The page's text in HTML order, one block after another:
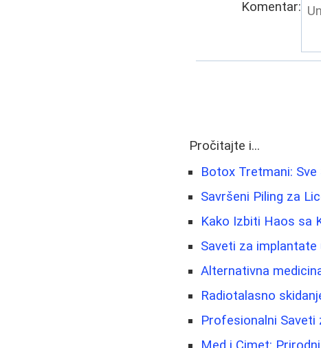
Komentar:
Pročitajte i...
Botox Tretmani:
Savršeni Piling za
Kako Izbiti Haos sa
Saveti za
Alternativna
Radiotalasno
Profesionalni Saveti